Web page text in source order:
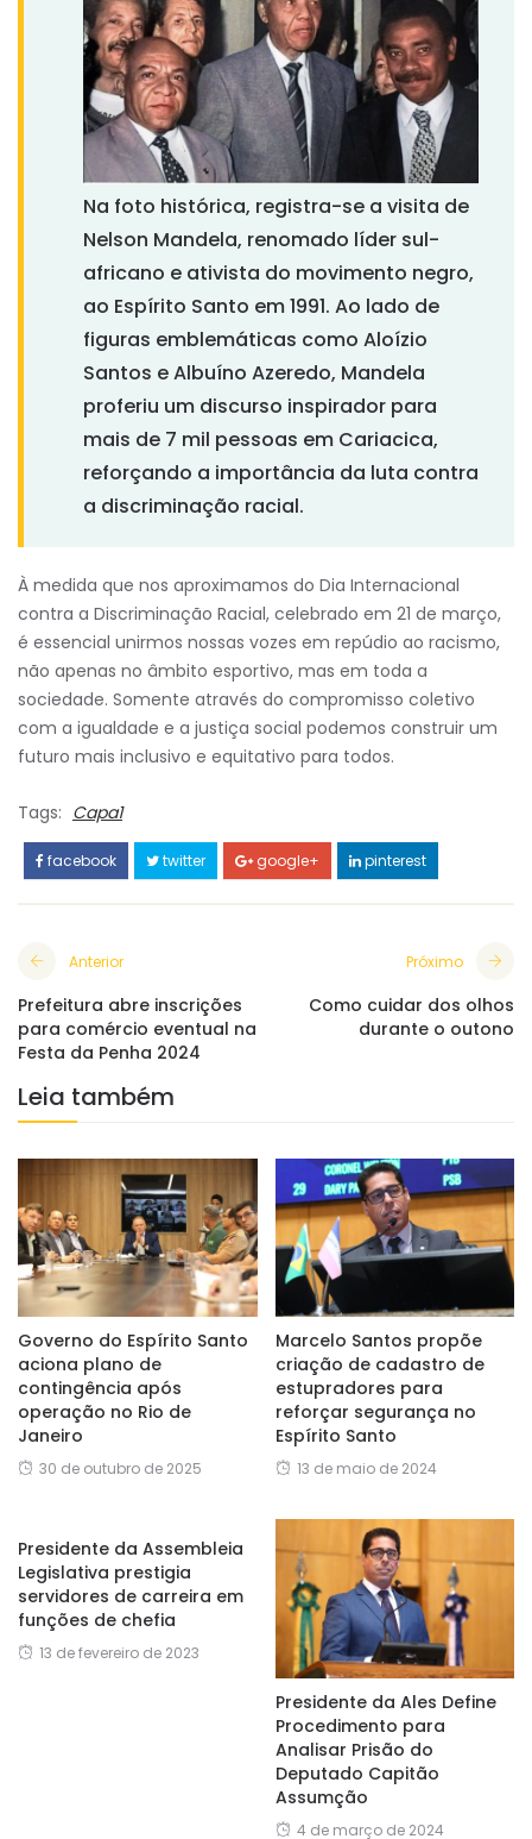
Na foto histórica, registra-se a visita de
Nelson Mandela, renomado líder sul-
africano e ativista do movimento negro,
ao Espírito Santo em 1991. Ao lado de
figuras emblemáticas como Aloízio
Santos e Albuíno Azeredo, Mandela
proferiu um discurso inspirador para
mais de 7 mil pessoas em Cariacica,
reforçando a importância da luta contra
a discriminação racial.
À medida que nos aproximamos do Dia Internacional
contra a Discriminação Racial, celebrado em 21 de março,
é essencial unirmos nossas vozes em repúdio ao racismo,
não apenas no âmbito esportivo, mas em toda a
sociedade. Somente através do compromisso coletivo
com a igualdade e a justiça social podemos construir um
futuro mais inclusivo e equitativo para todos.
Tags: Capa1
facebook twitter google+ pinterest
Anterior
​Prefeitura abre inscrições
para comércio eventual na
Festa da Penha 2024
Próximo
Como cuidar dos olhos
durante o outono
Leia também
Governo do Espírito Santo
aciona plano de
contingência após
operação no Rio de
Janeiro
30 de outubro de 2025
Marcelo Santos propõe
criação de cadastro de
estupradores para
reforçar segurança no
Espírito Santo
13 de maio de 2024
Presidente da Assembleia
Legislativa prestigia
servidores de carreira em
funções de chefia
13 de fevereiro de 2023
Presidente da Ales Define
Procedimento para
Analisar Prisão do
Deputado Capitão
Assumção
4 de março de 2024